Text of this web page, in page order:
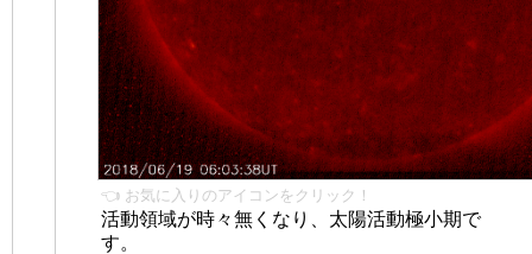
👈 お気に入りのアイコンをクリック！
活動領域が時々無くなり、太陽活動極小期で
す。